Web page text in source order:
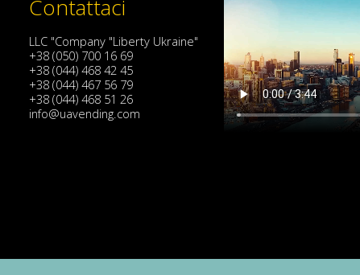
Contattaci
LLC "Company "Liberty Ukraine"
+38 (050) 700 16 69
+38 (044) 468 42 45
+38 (044) 467 56 79
+38 (044) 468 51 26
info@uavending.com